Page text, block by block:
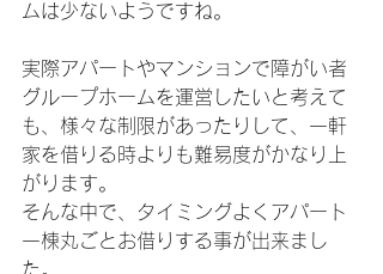
ムは少ないようですね。
実際アパートやマンションで障がい者
グループホームを運営したいと考えて
も、様々な制限があったりして、一軒
家を借りる時よりも難易度がかなり上
がります。
そんな中で、タイミングよくアパート
一棟丸ごとお借りする事が出来まし
た。